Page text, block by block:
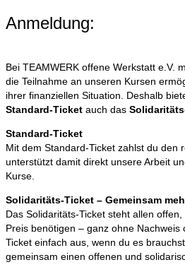
Anmeldung:
Bei TEAMWERK offene Werkstatt e.V.
die Teilnahme an unseren Kursen
ihrer finanziellen Situation. Deshalb
Standard-Ticket auch das
Standard-Ticket
Mit dem Standard-Ticket zahlst du den
unterstützt damit direkt unsere Arbeit
Kurse.
Solidaritäts-Ticket – Gemeinsam
Das Solidaritäts-Ticket steht allen
Preis benötigen – ganz ohne
Ticket einfach aus, wenn du es
gemeinsam einen offenen und